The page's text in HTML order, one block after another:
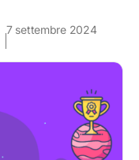
7 settembre 2024